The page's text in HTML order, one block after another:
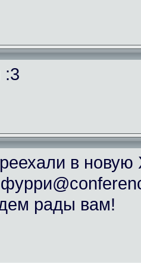
:3
в новую
рады вам!